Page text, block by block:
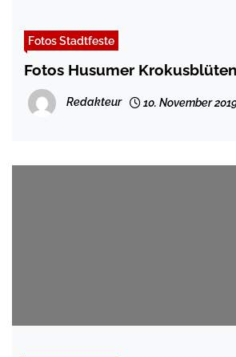
Fotos Stadtfeste
Fotos Husumer
Redakteur 10. November